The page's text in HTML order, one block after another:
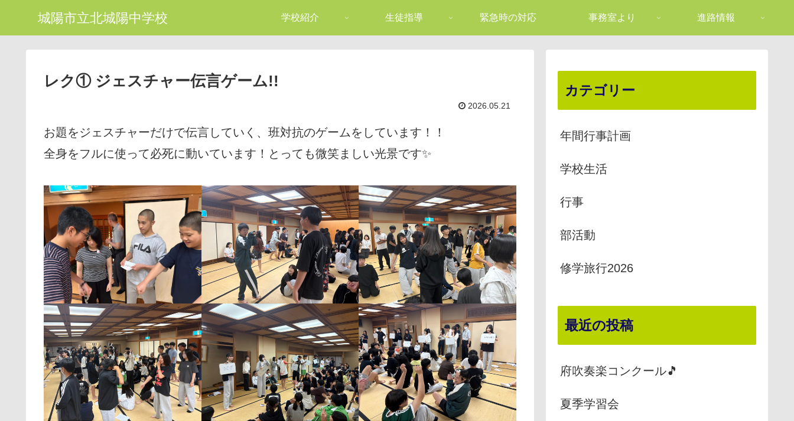
城陽市立北城陽中学校 学校紹介 生徒指導 緊急時の対応 事務室より 進路情報
レク① ジェスチャー伝言ゲーム!!
2026.05.21
お題をジェスチャーだけで伝言していく、班対抗のゲームをしています！！
全身をフルに使って必死に動いています！とっても微笑ましい光景です✨
カテゴリー
年間行事計画
学校生活
行事
部活動
修学旅行2026
最近の投稿
府吹奏楽コンクール🎵
夏季学習会